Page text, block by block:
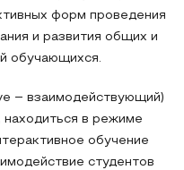
форм проведения
и развития общих и
обучающихся.
‒ взаимодействующий)
находиться в режиме
обучение
студентов